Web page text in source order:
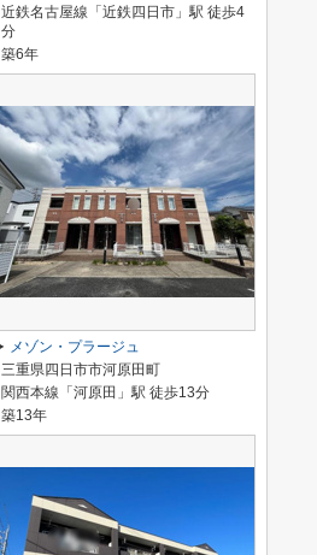
近鉄名古屋線「近鉄四日市」駅 徒歩4
分
築6年
メゾン・プラージュ
三重県四日市市河原田町
関西本線「河原田」駅 徒歩13分
築13年